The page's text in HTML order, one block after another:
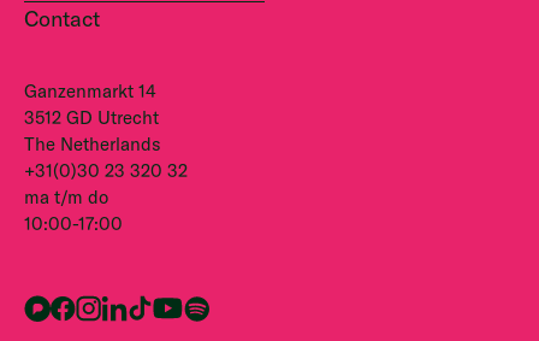
Contact
Ganzenmarkt 14
3512 GD Utrecht
The Netherlands
+31(0)30 23 320 32
ma t/m do
10:00-17:00